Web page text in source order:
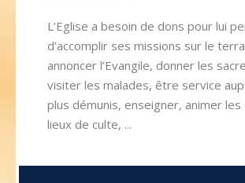
L’Eglise a besoin de dons pour lui
d’accomplir ses missions sur le
annoncer l’Evangile, donner les
visiter les malades, être service
plus démunis, enseigner, animer
lieux de culte, ...